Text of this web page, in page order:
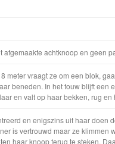
afgemaakte achtknoop en geen
meter vraagt ze om een blok,
beneden. In het touw blijft een
en valt op haar bekken, rug en
en enigszins uit haar doen
is vertrouwd maar ze klimmen
haar knoop terug te steken.